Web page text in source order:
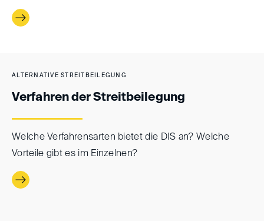
ALTERNATIVE STREITBEILEGUNG
Verfahren der Streitbeilegung
Welche Verfahrensarten bietet die DIS an? Welche
Vorteile gibt es im Einzelnen?